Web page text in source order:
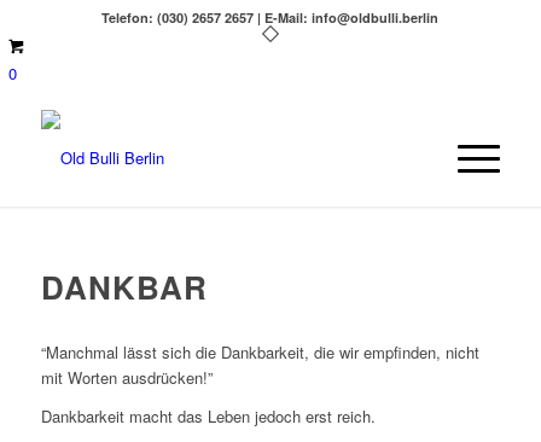
Telefon: (030) 2657 2657 | E-Mail: info@oldbulli.berlin
0
DANKBAR
“Manchmal lässt sich die Dankbarkeit, die wir empfinden, nicht
mit Worten ausdrücken!”
Dankbarkeit macht das Leben jedoch erst reich.